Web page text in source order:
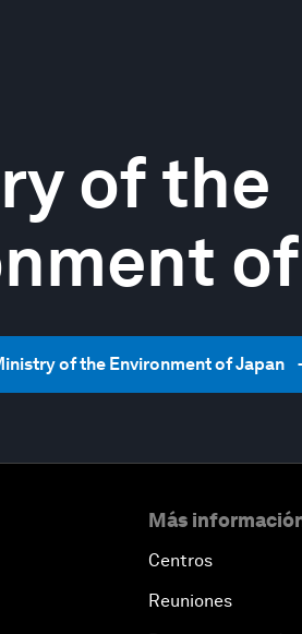
of the
of the Environment of Japan
Más
Centros
Reuniones